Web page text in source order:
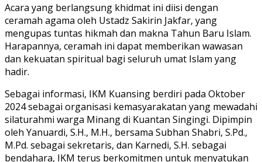
Acara yang berlangsung khidmat ini diisi dengan
ceramah agama oleh Ustadz Sakirin Jakfar, yang
mengupas tuntas hikmah dan makna Tahun Baru Islam.
Harapannya, ceramah ini dapat memberikan wawasan
dan kekuatan spiritual bagi seluruh umat Islam yang
hadir.
Sebagai informasi, IKM Kuansing berdiri pada Oktober
2024 sebagai organisasi kemasyarakatan yang mewadahi
silaturahmi warga Minang di Kuantan Singingi. Dipimpin
oleh Yanuardi, S.H., M.H., bersama Subhan Shabri, S.Pd.,
M.Pd. sebagai sekretaris, dan Karnedi, S.H. sebagai
bendahara, IKM terus berkomitmen untuk menyatukan